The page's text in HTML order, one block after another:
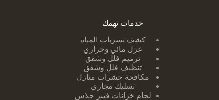
خدمات تهمك
كشف تسربات ا لمياه
عزل مائي وحراري
ترميم فلل وشقق
تنظيف فلل وشقق
مكافحة حشرات منازل
تسليك مجاري
لحام خزانات فيبر جلاس